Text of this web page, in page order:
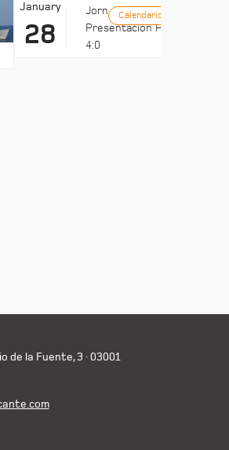
January
28
Jornadas UMH:
Presentación Ports
4:0
Calendario
de la Fuente, 3 · 03001